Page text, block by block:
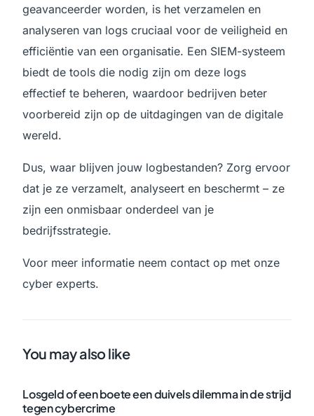
geavanceerder worden, is het verzamelen en
analyseren van logs cruciaal voor de veiligheid en
efficiëntie van een organisatie. Een SIEM-systeem
biedt de tools die nodig zijn om deze logs
effectief te beheren, waardoor bedrijven beter
voorbereid zijn op de uitdagingen van de digitale
wereld.
Dus, waar blijven jouw logbestanden? Zorg ervoor
dat je ze verzamelt, analyseert en beschermt – ze
zijn een onmisbaar onderdeel van je
bedrijfsstrategie.
Voor meer informatie neem contact op met onze
cyber experts.
You may also like
Losgeld of een boete een duivels dilemma in de strijd
tegen cybercrime